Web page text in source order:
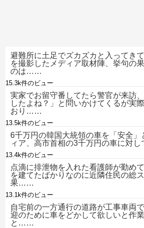
避難所に土足でズカズカと入ってき
を撮影したメディア取材陣、挙句の
のは……
15.3k件のビュー
実家でお留守番してたら警官が来訪
したよね？」と問いかけてくるが実
おり……
13.5k件のビュー
6千万円の韓国大統領の車を「安全」
ィア、高市首相の3千万円の車に対
13.4k件のビュー
点滴に排泄物を入れた看護師が勤め
を建てたばかりなのに近隣住民の総
果……
13.1k件のビュー
自宅前の一方通行の道路が工事車両
迎のために車をどかして欲しいと作
と……